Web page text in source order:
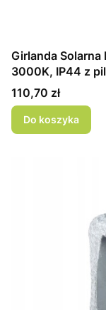
Girlanda Solarna
3000K, IP44 z
Cena
110,70 zł
Do koszyka